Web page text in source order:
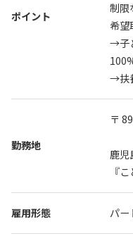
オンライン説
ポイント
制限
希望
→子
→扶
勤務地
〒
鹿児
『
雇用形態 パー